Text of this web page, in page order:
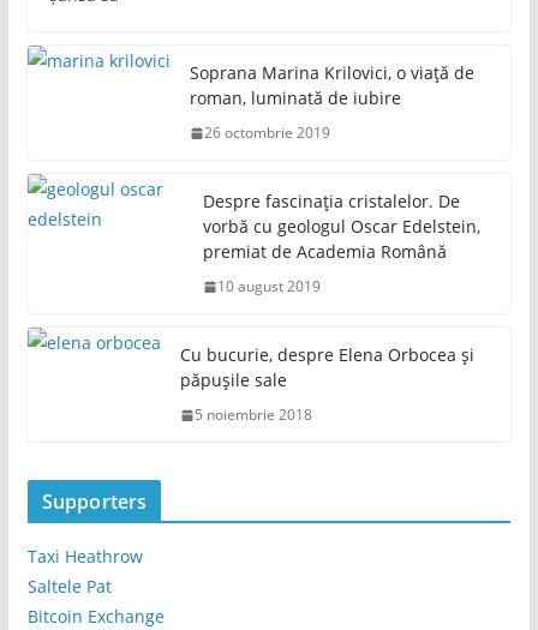
Soprana Marina Krilovici, o viață de
roman, luminată de iubire
26 octombrie 2019
Despre fascinația cristalelor. De
vorbă cu geologul Oscar Edelstein,
premiat de Academia Română
10 august 2019
Cu bucurie, despre Elena Orbocea și
păpușile sale
5 noiembrie 2018
Supporters
Taxi Heathrow
Saltele Pat
Bitcoin Exchange